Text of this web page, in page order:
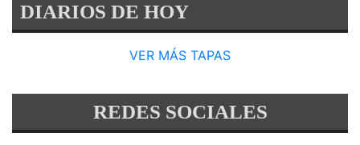
DIARIOS DE HOY
VER MÁS TAPAS
REDES SOCIALES